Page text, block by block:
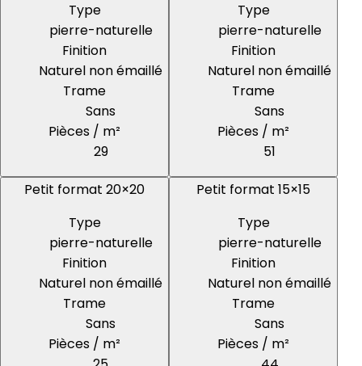
Type
pierre-naturelle
Finition
Naturel non émaillé
Trame
Sans
Pièces / m²
29
Type
pierre-naturelle
Finition
Naturel non émaillé
Trame
Sans
Pièces / m²
51
Petit format 20×20
Type
pierre-naturelle
Finition
Naturel non émaillé
Trame
Sans
Pièces / m²
Petit format 15×15
Type
pierre-naturelle
Finition
Naturel non émaillé
Trame
Sans
Pièces / m²